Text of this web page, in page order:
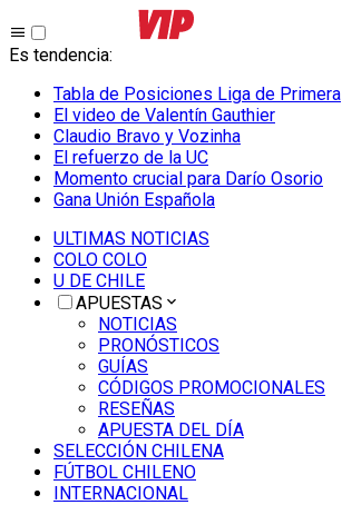
Es tendencia:
Tabla de Posiciones Liga de Primera
El video de Valentín Gauthier
Claudio Bravo y Vozinha
El refuerzo de la UC
Momento crucial para Darío Osorio
Gana Unión Española
ULTIMAS NOTICIAS
COLO COLO
U DE CHILE
APUESTAS
NOTICIAS
PRONÓSTICOS
GUÍAS
CÓDIGOS PROMOCIONALES
RESEÑAS
APUESTA DEL DÍA
SELECCIÓN CHILENA
FÚTBOL CHILENO
INTERNACIONAL